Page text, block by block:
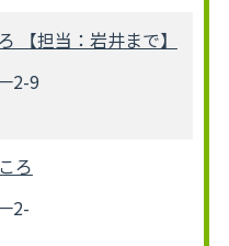
【担当：岩井まで】
2-9
ろ
2-